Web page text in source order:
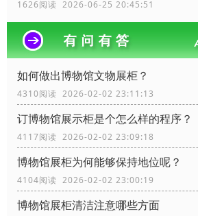
1626阅读 2026-06-25 20:45:51
如何做出博物馆文物展柜？
4310阅读 2026-02-02 23:11:13
订博物馆展示柜是个怎么样的程序？
4117阅读 2026-02-02 23:09:18
博物馆展柜为何能够保持地位呢？
4104阅读 2026-02-02 23:00:19
博物馆展柜清洁注意哪些方面